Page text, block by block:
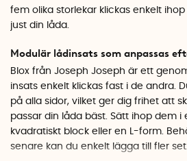
fem olika storlekar klickas enkelt
just din låda.
Modulär lådinsats som anpassas
Blox från Joseph Joseph är ett
insats enkelt klickas fast i de andra.
på alla sidor, vilket ger dig frihet att
passar din låda bäst. Sätt ihop dem i
kvadratiskt block eller en L-form.
senare kan du enkelt lägga till fler